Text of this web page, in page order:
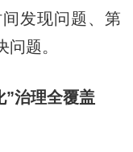
发现问题、第
题。
治理全覆盖